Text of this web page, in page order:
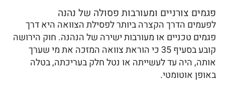
פגמים צורניים ומעורבות פסולה של נהנה
לפעמים הדרך הקצרה ביותר לפסילת הצוואה היא דרך
פגמים טכניים או מעורבות ישירה של הנהנה. חוק הירושה
קובע בסעיף 35 כי הוראת צוואה המזכה את מי שערך
אותה, היה עד לעשייתה או נטל חלק בעריכתה, בטלה
באופן אוטומטי.